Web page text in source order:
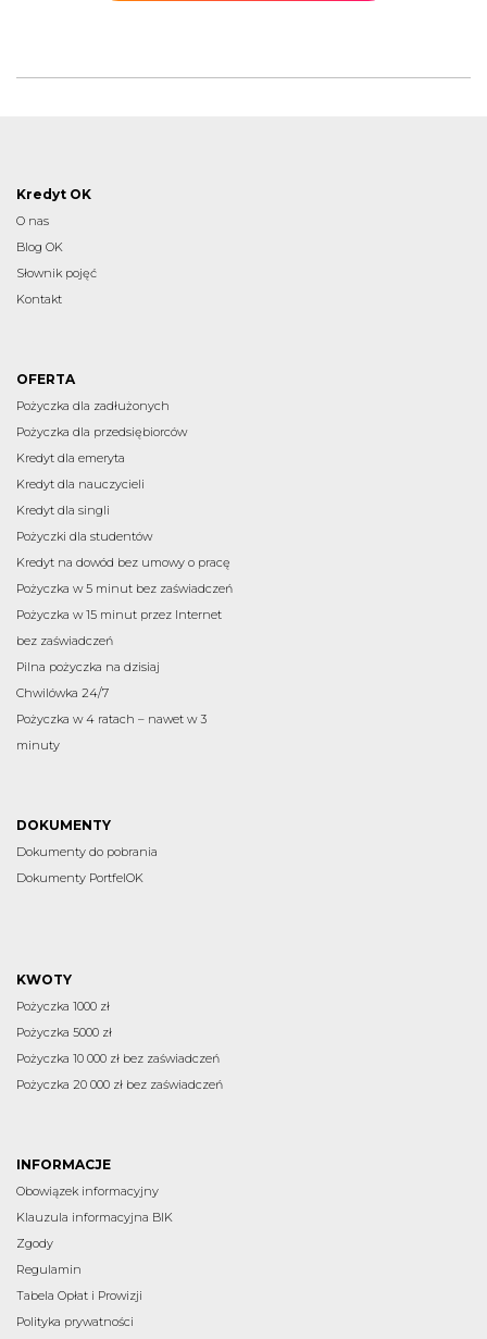
Kredyt OK
O nas
Blog OK
Słownik pojęć
Kontakt
OFERTA
Pożyczka dla zadłużonych
Pożyczka dla przedsiębiorców
Kredyt dla emeryta
Kredyt dla nauczycieli
Kredyt dla singli
Pożyczki dla studentów
Kredyt na dowód bez umowy o pracę
Pożyczka w 5 minut bez zaświadczeń
Pożyczka w 15 minut przez Internet
bez zaświadczeń
Pilna pożyczka na dzisiaj
Chwilówka 24/7
Pożyczka w 4 ratach – nawet w 3
minuty
DOKUMENTY
Dokumenty do pobrania
Dokumenty PortfelOK
KWOTY
Pożyczka 1000 zł
Pożyczka 5000 zł
Pożyczka 10 000 zł bez zaświadczeń
Pożyczka 20 000 zł bez zaświadczeń
INFORMACJE
Obowiązek informacyjny
Klauzula informacyjna BIK
Zgody
Regulamin
Tabela Opłat i Prowizji
Polityka prywatności